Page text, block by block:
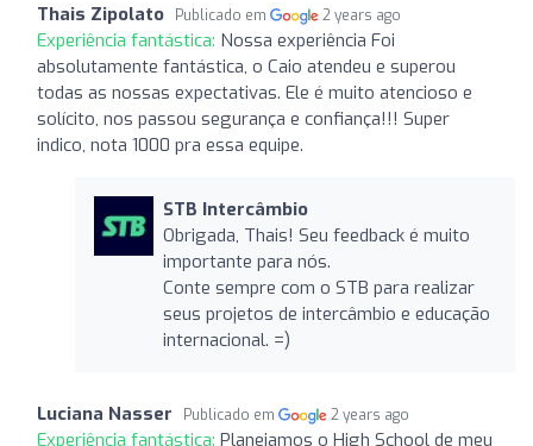
Thais Zipolato Publicado em 2 years ago
Experiência fantástica: Nossa experiência Foi
absolutamente fantástica, o Caio atendeu e superou
todas as nossas expectativas. Ele é muito atencioso e
solícito, nos passou segurança e confiança!!! Super
indico, nota 1000 pra essa equipe.
STB Intercâmbio
Obrigada, Thais! Seu feedback é muito
importante para nós.
Conte sempre com o STB para realizar
seus projetos de intercâmbio e educação
internacional. =)
Luciana Nasser Publicado em 2 years ago
Experiência fantástica: Planejamos o High School de meu